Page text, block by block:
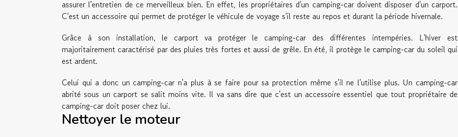
assurer l'entretien de ce merveilleux bien. En effet, les propriétaires d'un camping-car doivent disposer d'un carport.
C'est un accessoire qui permet de protéger le véhicule de voyage s'il reste au repos et durant la période hivernale.
Grâce à son installation, le carport va protéger le camping-car des différentes intempéries. L'hiver est
majoritairement caractérisé par des pluies très fortes et aussi de grêle. En été, il protège le camping-car du soleil qui
est ardent.
Celui qui a donc un camping-car n'a plus à se faire pour sa protection même s'il ne l'utilise plus. Un camping-car
abrité sous un carport se salit moins vite. Il va sans dire que c'est un accessoire essentiel que tout propriétaire de
camping-car doit poser chez lui.
Nettoyer le moteur